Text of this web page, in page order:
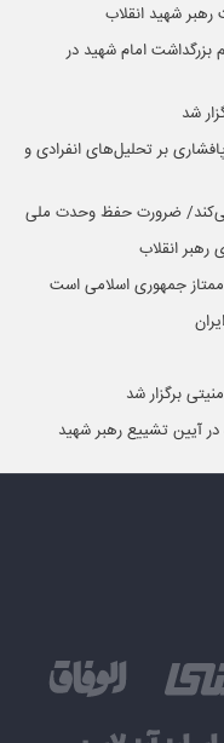
شهید انقلاب
از مردم برای حضور در ۲ مراسم بزرگداشت امام شهید در
شد
بر تحلیل‌های انفرادی و
ضرورت حفظ وحدت ملی
انقلاب
جمهوری اسلامی است
برگزار شد
آیین تشییع رهبر شهید